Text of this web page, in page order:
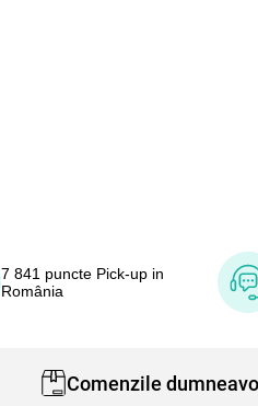
7 841 puncte Pick-up in
România
Comenzile